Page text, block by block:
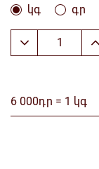
կգ
գր
6 000դր = 1 կգ